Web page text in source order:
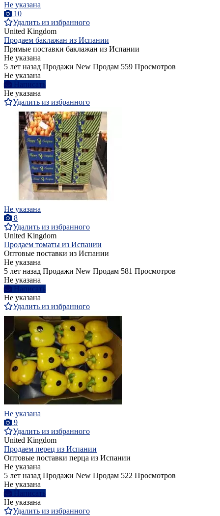
Не указана
10
Удалить из избранного
United Kingdom
Продаем баклажан из Испании
Прямые поставки баклажан из Испании
Не указана
5 лет назад Продажи New Продам 559 Просмотров
Не указана
Написать
Не указана
Удалить из избранного
Не указана
8
Удалить из избранного
United Kingdom
Продаем томаты из Испании
Оптовые поставки из Испании
Не указана
5 лет назад Продажи New Продам 581 Просмотров
Не указана
Написать
Не указана
Удалить из избранного
Не указана
9
Удалить из избранного
United Kingdom
Продаем перец из Испании
Оптовые поставки перца из Испании
Не указана
5 лет назад Продажи New Продам 522 Просмотров
Не указана
Написать
Не указана
Удалить из избранного